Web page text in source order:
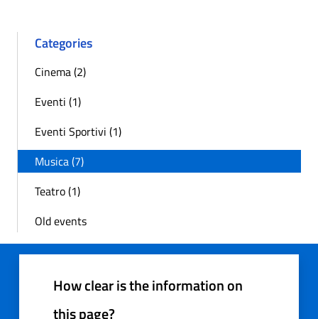
Categories
Cinema (2)
Eventi (1)
Eventi Sportivi (1)
Musica (7)
Teatro (1)
Old events
How clear is the information on
this page?